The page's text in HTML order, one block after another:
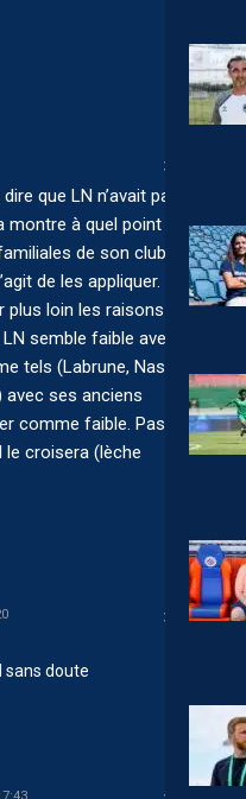
que LN n’avait pas
à quel point ce
de son club les
de les appliquer. Il ne
plus loin les raisons de la
semble faible avec les
tels (Labrune, Nasser,
ses anciens
comme faible. Pas sûr
le croisera (lèche
sans doute